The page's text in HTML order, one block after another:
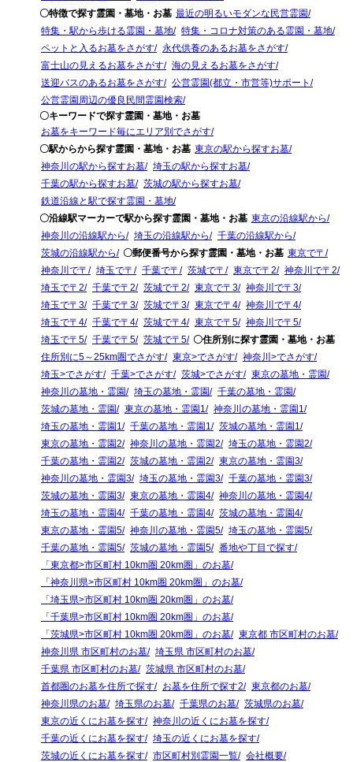
〇特徴で探す霊園・墓地・お墓 最近の明るいモダンな民営霊園
特集・駅から歩ける霊園・墓地
特集・コロナ対策のある霊園・墓地
ペットと入るお墓をさがす
永代供養のあるお墓をさがす
富士山の見えるお墓をさがす
海の見えるお墓をさがす
送迎バスのあるお墓をさがす
公営霊園(都立・市営等)サポート
公営霊園周辺の優良民間霊園検索
〇キーワードで探す霊園・墓地・お墓
お墓をキーワード毎にエリア別でさがす
〇駅からから探す霊園・墓地・お墓 東京の駅から探すお墓
神奈川の駅から探すお墓
埼玉の駅から探すお墓
千葉の駅から探すお墓
茨城の駅から探すお墓
鉄道沿線と駅で探す霊園・墓地
〇沿線駅マーカーで駅から探す霊園・墓地・お墓 東京の沿線駅から
神奈川の沿線駅から
埼玉の沿線駅から
千葉の沿線駅から
茨城の沿線駅から
〇郵便番号から探す霊園・墓地・お墓 東京で〒
神奈川で〒
埼玉で〒 千葉で〒 茨城で〒 東京で〒2
神奈川で〒2
埼玉で〒2
千葉で〒2 茨城で〒2 東京で〒3
神奈川で〒3
埼玉で〒3
千葉で〒3 茨城で〒3 東京で〒4
神奈川で〒4
埼玉で〒4
千葉で〒4 茨城で〒4 東京で〒5
神奈川で〒5
埼玉で〒5
千葉で〒5 茨城で〒5
〇住所別に探す霊園・墓地・お墓
住所別に5～25km圏でさがす
東京>でさがす
神奈川>でさがす
埼玉>でさがす
千葉>でさがす 茨城>でさがす
東京の墓地・霊園
神奈川の墓地・霊園
埼玉の墓地・霊園
千葉の墓地・霊園
茨城の墓地・霊園
東京の墓地・霊園1
神奈川の墓地・霊園1
埼玉の墓地・霊園1
千葉の墓地・霊園1
茨城の墓地・霊園1
東京の墓地・霊園2
神奈川の墓地・霊園2
埼玉の墓地・霊園2
千葉の墓地・霊園2
茨城の墓地・霊園2
東京の墓地・霊園3
神奈川の墓地・霊園3
埼玉の墓地・霊園3
千葉の墓地・霊園3
茨城の墓地・霊園3
東京の墓地・霊園4
神奈川の墓地・霊園4
埼玉の墓地・霊園4
千葉の墓地・霊園4
茨城の墓地・霊園4
東京の墓地・霊園5
神奈川の墓地・霊園5
埼玉の墓地・霊園5
千葉の墓地・霊園5
茨城の墓地・霊園5
番地や丁目で探す
「東京都>市区町村 10km圏 20km圏」のお墓
「神奈川県>市区町村 10km圏 20km圏」のお墓
「埼玉県>市区町村 10km圏 20km圏」のお墓
「千葉県>市区町村 10km圏 20km圏」のお墓
「茨城県>市区町村 10km圏 20km圏」のお墓
東京都 市区町村のお墓
神奈川県 市区町村のお墓
埼玉県 市区町村のお墓
千葉県 市区町村のお墓
茨城県 市区町村のお墓
首都圏のお墓を住所で探す
お墓を住所で探す2
東京都のお墓
神奈川県のお墓
埼玉県のお墓 千葉県のお墓
茨城県のお墓
東京の近くにお墓を探す
神奈川の近くにお墓を探す
千葉の近くにお墓を探す
埼玉の近くにお墓を探す
茨城の近くにお墓を探す
市区町村別霊園一覧 会社概要